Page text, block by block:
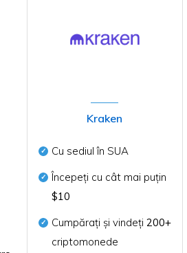
Kraken
Cu sediul în SUA
Începeți cu cât mai puțin
$10
Cumpărați și vindeți 200+
criptomonede